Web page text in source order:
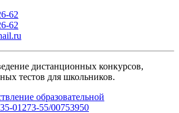
62
62
дистанционных конкурсов,
тестов для школьников.
образовательной
01273-55/00753950